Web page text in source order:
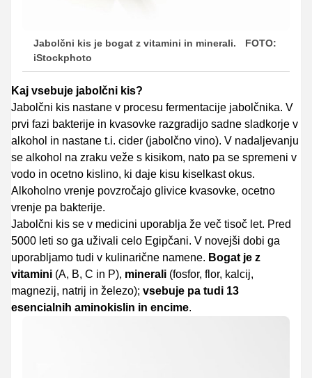
Jabolčni kis je bogat z vitamini in minerali.
FOTO:
iStockphoto
Kaj vsebuje jabolčni kis?
Jabolčni kis nastane v procesu fermentacije jabolčnika. V
prvi fazi bakterije in kvasovke razgradijo sadne sladkorje v
alkohol in nastane t.i. cider (jabolčno vino). V nadaljevanju
se alkohol na zraku veže s kisikom, nato pa se spremeni v
vodo in ocetno kislino, ki daje kisu kiselkast okus.
Alkoholno vrenje povzročajo glivice kvasovke, ocetno
vrenje pa bakterije.
Jabolčni kis se v medicini uporablja že več tisoč let. Pred
5000 leti so ga uživali celo Egipčani. V novejši dobi ga
uporabljamo tudi v kulinarične namene. Bogat je z
vitamini (A, B, C in P), minerali (fosfor, flor, kalcij,
magnezij, natrij in železo); vsebuje pa tudi 13
esencialnih aminokislin in encime.